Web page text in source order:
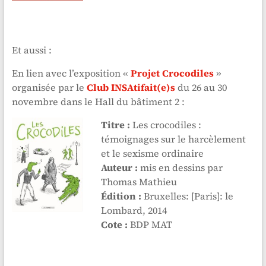
Et aussi :
En lien avec l’exposition « Projet Crocodiles»
organisée par le Club INSAtifait(e)sdu 26 au 30
novembre dans le Hall du bâtiment 2 :
Titre : Les crocodiles :
témoignages sur le harcèlement
et le sexisme ordinaire
Auteur : mis en dessins par
Thomas Mathieu
Édition : Bruxelles: [Paris]: le
Lombard, 2014
Cote : BDP MAT